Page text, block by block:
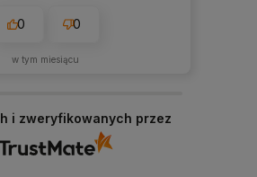
0 0
w tym miesiącu
i zweryfikowanych przez